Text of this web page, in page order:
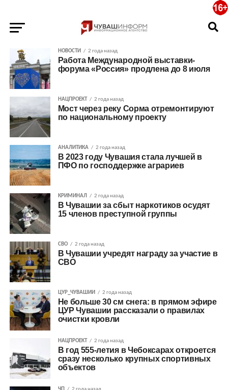
НОВОСТИ 2 года назад
Работа Международной выставки-
форума «Россия» продлена до 8 июля
НАЦПРОЕКТ 2 года назад
Мост через реку Сорма отремонтируют
по национальному проекту
АНАЛИТИКА 2 года назад
В 2023 году Чувашия стала лучшей в
ПФО по господдержке аграриев
КРИМИНАЛ 2 года назад
В Чувашии за сбыт наркотиков осудят
15 членов преступной группы
СВО 2 года назад
В Чувашии учредят награду за участие в
СВО
ЦУР_ЧУВАШИИ 2 года назад
Не больше 30 см снега: в прямом эфире
ЦУР Чувашии рассказали о правилах
очистки кровли
НАЦПРОЕКТ 2 года назад
В год 555-летия в Чебоксарах откроется
сразу несколько крупных спортивных
объектов